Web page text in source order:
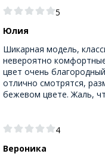
5
Юлия
Шикарная модель,
невероятно
цвет очень
отлично смотрятся,
бежевом цвете. Жаль,
4
Вероника